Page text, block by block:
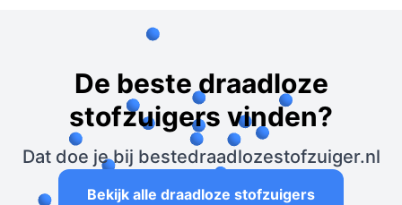
De beste draadloze
stofzuigers vinden?
Dat doe je bij bestedraadlozestofzuiger.nl
Bekijk alle draadloze stofzuigers